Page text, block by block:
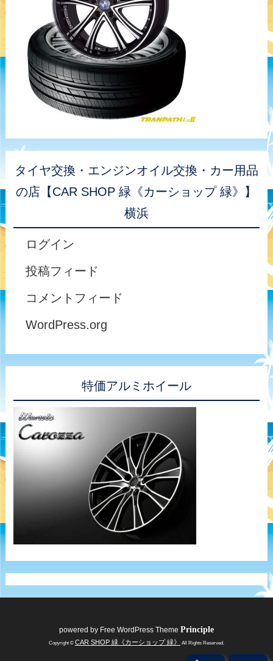
タイヤ交換・エンジンオイル交換・カー用品
の店【CAR SHOP 緑《カーショップ 緑》】
横浜
ログイン
投稿フィード
コメントフィード
WordPress.org
特価アルミホイール
powered by Free WordPress Theme Principle
Copyright © CAR SHOP 緑《カーショップ 緑》 All Rights Reserved.